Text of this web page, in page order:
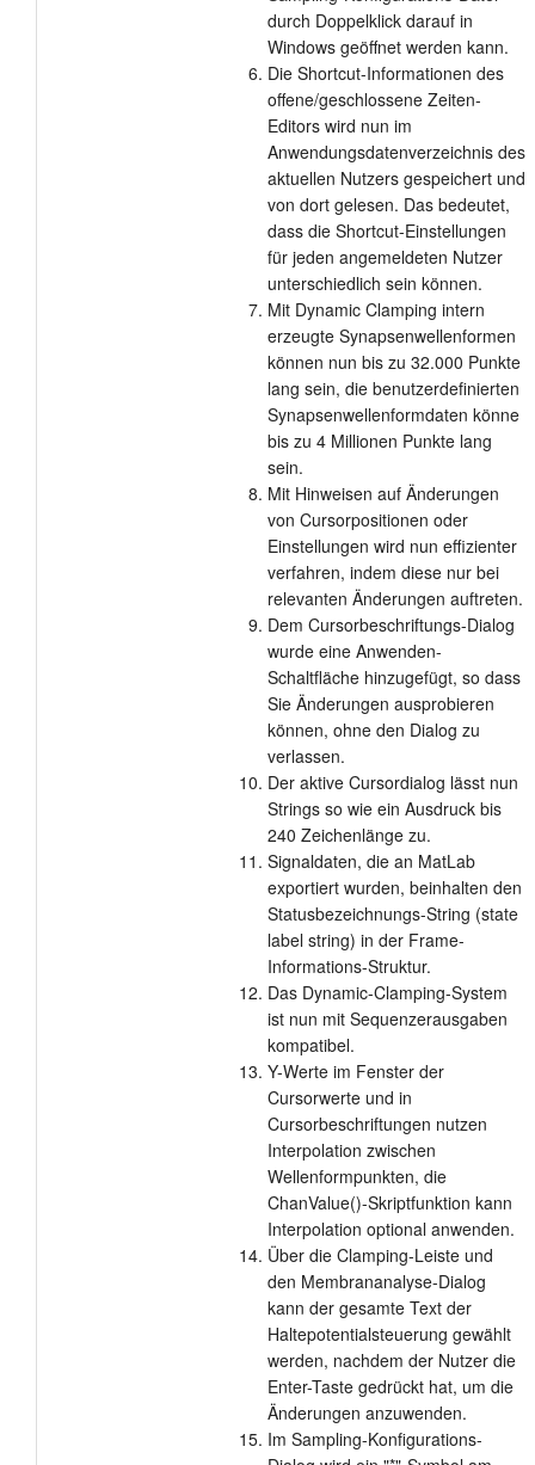
durch Doppelklick darauf in
Windows geöffnet werden kann.
Die Shortcut-Informationen des
offene/geschlossene Zeiten-
Editors wird nun im
Anwendungsdatenverzeichnis des
aktuellen Nutzers gespeichert und
von dort gelesen. Das bedeutet,
dass die Shortcut-Einstellungen
für jeden angemeldeten Nutzer
unterschiedlich sein können.
Mit Dynamic Clamping intern
erzeugte Synapsenwellenformen
können nun bis zu 32.000 Punkte
lang sein, die benutzerdefinierten
Synapsenwellenformdaten könne
bis zu 4 Millionen Punkte lang
sein.
Mit Hinweisen auf Änderungen
von Cursorpositionen oder
Einstellungen wird nun effizienter
verfahren, indem diese nur bei
relevanten Änderungen auftreten.
Dem Cursorbeschriftungs-Dialog
wurde eine Anwenden-
Schaltfläche hinzugefügt, so dass
Sie Änderungen ausprobieren
können, ohne den Dialog zu
verlassen.
Der aktive Cursordialog lässt nun
Strings so wie ein Ausdruck bis
240 Zeichenlänge zu.
Signaldaten, die an MatLab
exportiert wurden, beinhalten den
Statusbezeichnungs-String (state
label string) in der Frame-
Informations-Struktur.
Das Dynamic-Clamping-System
ist nun mit Sequenzerausgaben
kompatibel.
Y-Werte im Fenster der
Cursorwerte und in
Cursorbeschriftungen nutzen
Interpolation zwischen
Wellenformpunkten, die
ChanValue()-Skriptfunktion kann
Interpolation optional anwenden.
Über die Clamping-Leiste und
den Membrananalyse-Dialog
kann der gesamte Text der
Haltepotentialsteuerung gewählt
werden, nachdem der Nutzer die
Enter-Taste gedrückt hat, um die
Änderungen anzuwenden.
Im Sampling-Konfigurations-